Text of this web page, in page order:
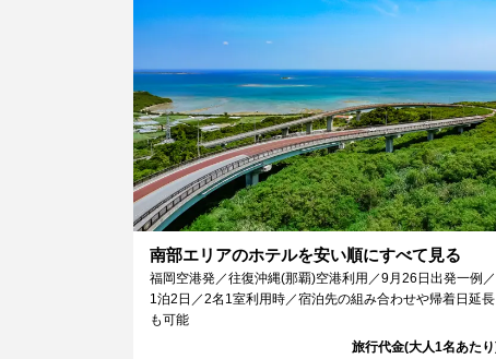
南部エリアのホテルを安い順にすべて見る
福岡空港発／往復沖縄(那覇)空港利用／9月26日出発一例／
1泊2日／2名1室利用時／宿泊先の組み合わせや帰着日延長
も可能